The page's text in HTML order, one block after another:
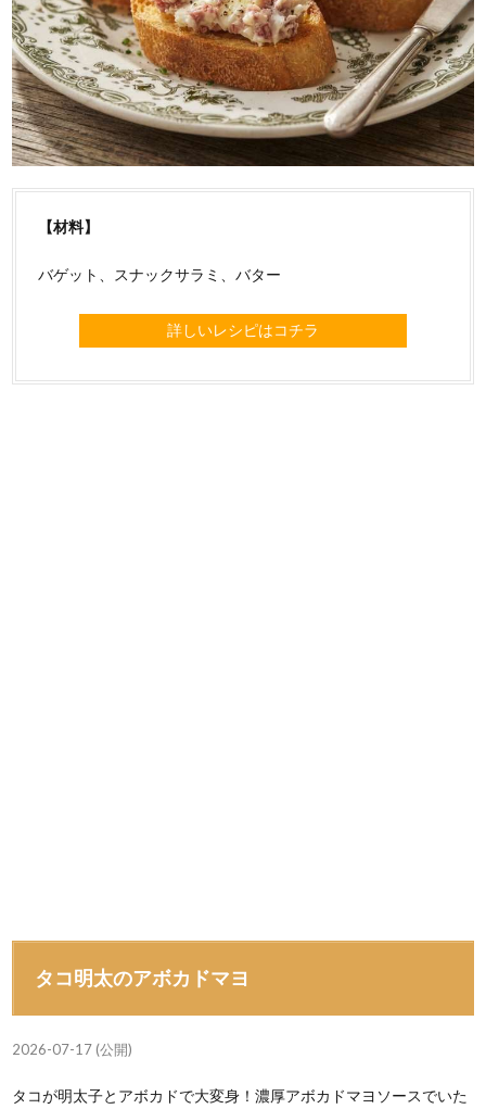
【材料】
バゲット、スナックサラミ、バター
詳しいレシピはコチラ
タコ明太のアボカドマヨ
2026-07-17 (公開)
タコが明太子とアボカドで大変身！濃厚アボカドマヨソースでいた